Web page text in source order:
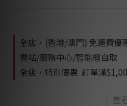
全店，(香港/澳門) 免運費優
豐站/服務中心/智能櫃自取
全店，特別優惠: 訂單滿
查